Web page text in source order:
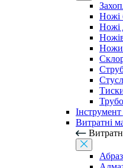
Ножі
Ножі
Витратні